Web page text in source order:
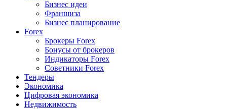
Бизнес идеи
Франшиза
Бизнес планирование
Forex
Брокеры Forex
Бонусы от брокеров
Индикаторы Forex
Советники Forex
Тендеры
Экономика
Цифровая экономика
Недвижимость